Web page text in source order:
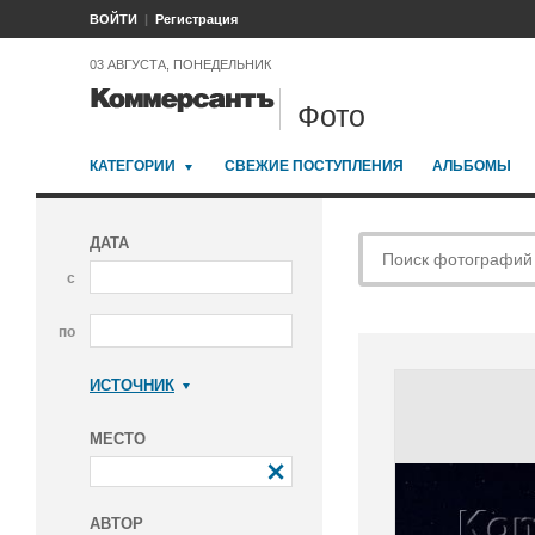
ВОЙТИ Регистрация
03 АВГУСТА, ПОНЕДЕЛЬНИК
Фото
КАТЕГОРИИ СВЕЖИЕ ПОСТУПЛЕНИЯ АЛЬБОМЫ
ДАТА
с
по
ИСТОЧНИК
МЕСТО
АВТОР